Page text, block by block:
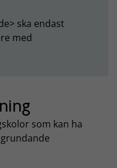
ska endast
med
som kan ha